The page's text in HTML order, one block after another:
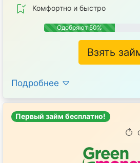
Комфортно и быстро
Одобряют 50%
Взять
Подробнее
Первый займ бесплатно!